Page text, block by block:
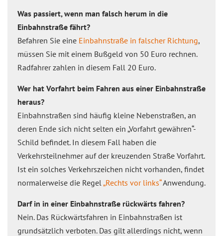
Was passiert, wenn man falsch herum in die
Einbahnstraße fährt?
Befahren Sie eine Einbahnstraße in falscher Richtung,
müssen Sie mit einem Buß‌geld von 50 Euro rechnen.
Radfahrer zahlen in diesem Fall 20 Euro.
Wer hat Vorf‌ahrt beim Fahren aus einer Einbahnstraße
heraus?
Einbahnstraßen sind häufig kleine Nebenstraßen, an
deren Ende sich nicht selten ein „Vorf‌ahrt gewähren“-
Schild befindet. In diesem Fall haben die
Verkehrsteilnehmer auf der kreuzenden Straße Vor‌fahrt.
Ist ein solches Verkeh‌rszeichen nicht vorhanden, findet
normalerweise die Regel„Rechts vor links“Anwendung.
Darf in in einer Einbahnstraße rückwärts fahren?
Nein. Das Rückwärtsfahren in Einbahnstraßen ist
grundsätzlich verboten. Das gilt allerdings nicht, wenn